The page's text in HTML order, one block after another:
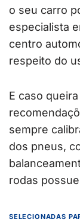
o seu carro
especialista
centro
respeito do
E caso
sempre
dos pneus,
rodas
SELECIONADAS